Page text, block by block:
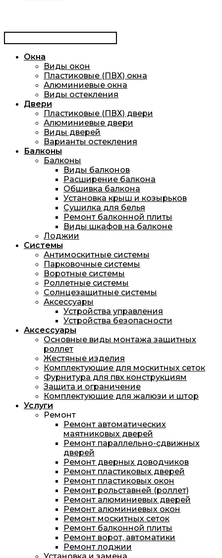
Окна
Виды окон
Пластиковые (ПВХ) окна
Алюминиевые окна
Виды остекления
Двери
Пластиковые (ПВХ) двери
Алюминиевые двери
Виды дверей
Варианты остекления
Балконы
Балконы
Виды балконов
Расширение балкона
Обшивка балкона
Установка крыш и козырьков
Сушилка для белья
Ремонт балконной плиты
Виды шкафов на балконе
Лоджии
Системы
Антимоскитные системы
Парковочные системы
Воротные системы
Роллетные системы
Солнцезащитные системы
Аксессуары
Устройства управления
Устройства безопасности
Аксессуары
Основные виды монтажа защитных
роллет
Жестяные изделия
Комплектующие для москитных сеток
Фурнитура для пвх конструкциям
Защита и ограничение
Комплектующие для жалюзи и штор
Услуги
Ремонт
Ремонт автоматических
маятниковых дверей
Ремонт параллельно-сдвижных
дверей
Ремонт дверных доводчиков
Ремонт пластиковых дверей
Ремонт пластиковых окон
Ремонт рольставней (роллет)
Ремонт алюминиевых дверей
Ремонт алюминиевых окон
Ремонт москитных сеток
Ремонт балконной плиты
Ремонт ворот, автоматики
Ремонт лоджии